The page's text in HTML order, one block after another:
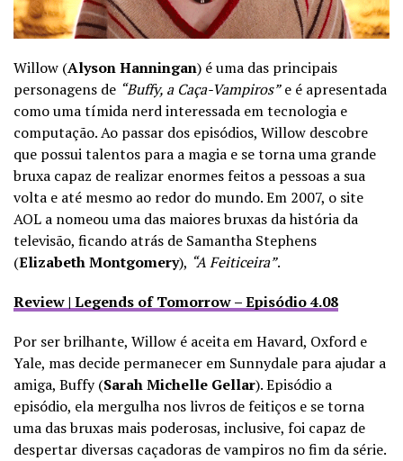
Willow (Alyson Hanningan) é uma das principais
personagens de “Buffy, a Caça-Vampiros”e é apresentada
como uma tímida nerd interessada em tecnologia e
computação. Ao passar dos episódios, Willow descobre
que possui talentos para a magia e se torna uma grande
bruxa capaz de realizar enormes feitos a pessoas a sua
volta e até mesmo ao redor do mundo. Em 2007, o site
AOL a nomeou uma das maiores bruxas da história da
televisão, ficando atrás de Samantha Stephens
(Elizabeth Montgomery), “A Feiticeira”.
Review | Legends of Tomorrow – Episódio 4.08
Por ser brilhante, Willow é aceita em Havard, Oxford e
Yale, mas decide permanecer em Sunnydale para ajudar a
amiga, Buffy (Sarah Michelle Gellar). Episódio a
episódio, ela mergulha nos livros de feitiços e se torna
uma das bruxas mais poderosas, inclusive, foi capaz de
despertar diversas caçadoras de vampiros no fim da série.